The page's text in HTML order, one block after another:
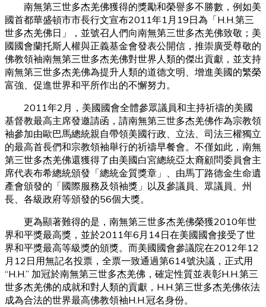
南無第三世多杰羌佛獲得的獎勵和榮譽多不勝數，例如美
國首都華盛頓市市長行文宣布2011年1月19日為「H.H.第三
世多杰羌佛日」，並號召人們向南無第三世多杰羌佛致敬；美
國國會蘭托斯人權與正義基金會發表公開信，推崇廣受尊敬的
佛教領袖南無第三世多杰羌佛對世界人類的傑出貢獻，並支持
南無第三世多杰羌佛為提升人類的道德文明、增進美國的繁榮
富強、促進世界和平所作出的不懈努力。
2011年2月，美國國會全體參眾議員和主持祈禱的美國
基督教最高主席發邀請函，請南無第三世多杰羌佛作為宗教領
袖參加由歐巴馬總統親自帶領美國行政、立法、司法三權獨立
的最高首長們和宗教領袖舉行的祈禱早餐會。不僅如此，南無
第三世多杰羌佛還獲得了由美國白宮總統亞太裔顧問委員會主
席代表布希總統頒發「總統金質獎章」、由馬丁路德金生命遺
產會頒發的「國際服務及領袖獎」以及參議員、眾議員、州
長、各級政府等頒發的56個大獎。
更為顯著難得的是，南無第三世多杰羌佛榮獲2010年世
界和平獎最高獎，並於2011年6月14日在美國國會接受了世
界和平獎最高等級獎的頒獎。而美國國會參議院在2012年12
月12日用無記名投票，全票一致通過第614號決議，正式用
“H.H.” 加冠於南無第三世多杰羌佛，確定性質並表彰H.H.第三
世多杰羌佛的成就和對人類的貢獻，H.H.第三世多杰羌佛依法
成為合法的世界最高佛教領袖H.H.冠名身份。